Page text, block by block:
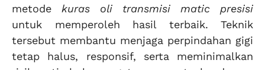
metode kuras oli transmisi matic presisi
untuk memperoleh hasil terbaik. Teknik
tersebut membantu menjaga perpindahan gigi
tetap halus, responsif, serta meminimalkan